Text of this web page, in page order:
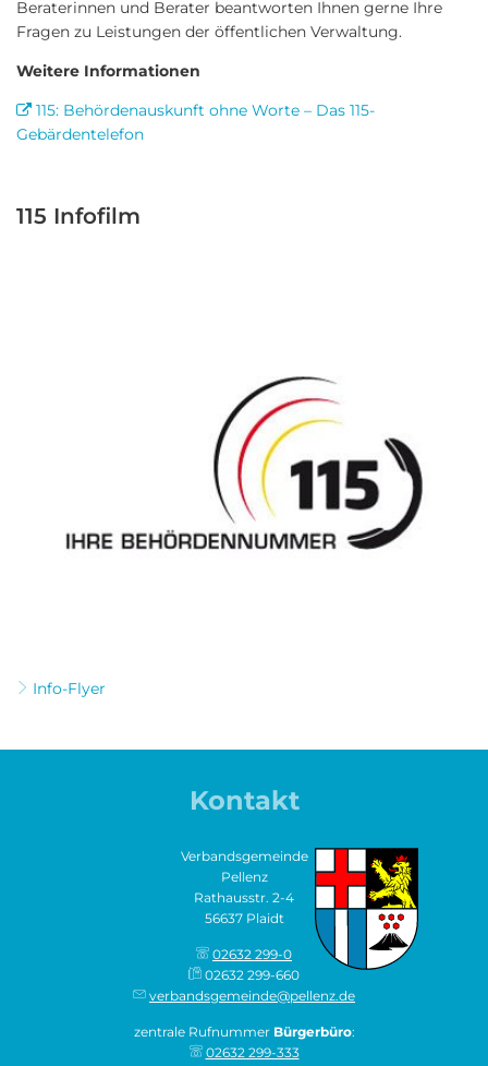
Beraterinnen und Berater beantworten Ihnen gerne Ihre
Fragen zu Leistungen der öffentlichen Verwaltung.
Weitere Informationen
115: Behördenauskunft ohne Worte – Das 115-
Gebärdentelefon
115 Infofilm
Info-Flyer
Kontakt
Verbandsgemeinde
Pellenz
Rathausstr. 2-4
56637 Plaidt
02632 299-0
02632 299-660
verbandsgemeinde@pellenz.de
zentrale Rufnummer Bürgerbüro:
02632 299-333